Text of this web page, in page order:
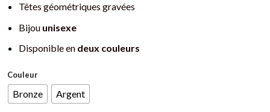
Têtes géométriques gravées
Bijou unisexe
Disponible en deux couleurs
Couleur
Bronze Argent